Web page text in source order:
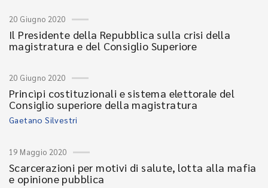
20 Giugno 2020
Il Presidente della Repubblica sulla crisi della
magistratura e del Consiglio Superiore
20 Giugno 2020
Princìpi costituzionali e sistema elettorale del
Consiglio superiore della magistratura
Gaetano Silvestri
19 Maggio 2020
Scarcerazioni per motivi di salute, lotta alla mafia
e opinione pubblica